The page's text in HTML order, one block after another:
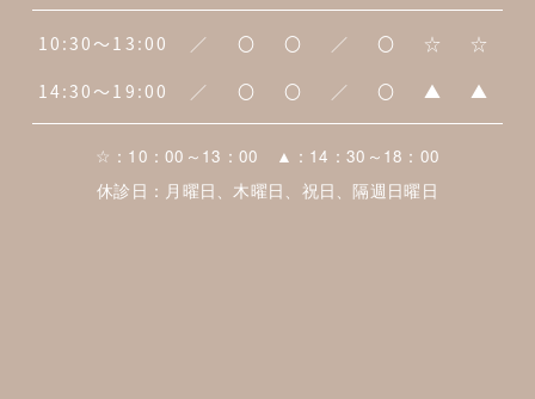
10:30～13:00 ／ 〇 〇 ／ 〇 ☆
☆
14:30～19:00
／ 〇 〇 ／ 〇 ▲ ▲
☆：10：00～13：00 ▲：14：30～18：00
休診日：月曜日、木曜日、祝日、隔週日曜日